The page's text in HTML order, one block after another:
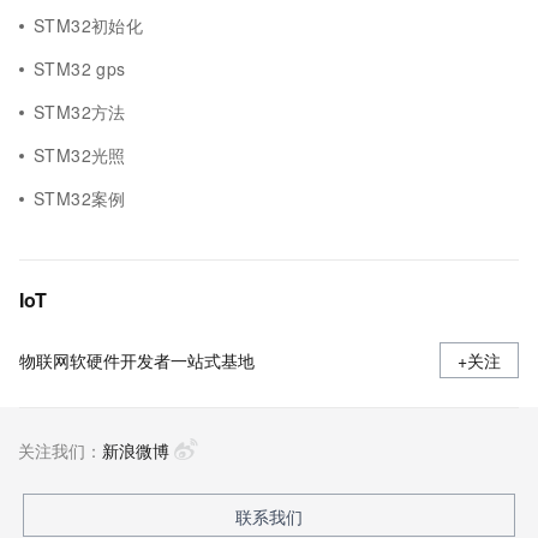
STM32初始化
STM32 gps
STM32方法
STM32光照
STM32案例
IoT
物联网软硬件开发者一站式基地 +关注
关注我们： 新浪微博
联系我们